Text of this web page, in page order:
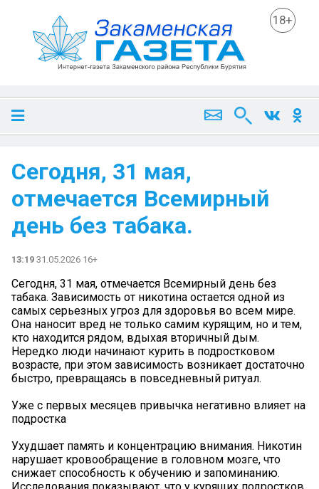
18+
Сегодня, 31 мая,
отмечается Всемирный
день без табака.
13:19 31.05.2026 16+
Сегодня, 31 мая, отмечается Всемирный день без
табака. Зависимость от никотина остается одной из
самых серьезных угроз для здоровья во всем мире.
Она наносит вред не только самим курящим, но и тем,
кто находится рядом, вдыхая вторичный дым.
Нередко люди начинают курить в подростковом
возрасте, при этом зависимость возникает достаточно
быстро, превращаясь в повседневный ритуал.
Уже с первых месяцев привычка негативно влияет на
подростка
Ухудшает память и концентрацию внимания. Никотин
нарушает кровообращение в головном мозге, что
снижает способность к обучению и запоминанию.
Исследования показывают, что у курящих подростков